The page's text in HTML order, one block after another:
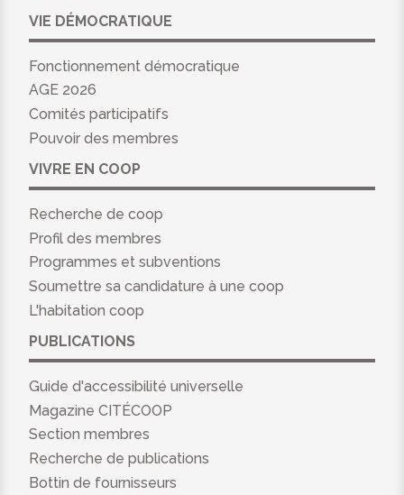
VIE DÉMOCRATIQUE
Fonctionnement démocratique
AGE 2026
Comités participatifs
Pouvoir des membres
VIVRE EN COOP
Recherche de coop
Profil des membres
Programmes et subventions
Soumettre sa candidature à une coop
L'habitation coop
PUBLICATIONS
Guide d'accessibilité universelle
Magazine CITÉCOOP
Section membres
Recherche de publications
Bottin de fournisseurs